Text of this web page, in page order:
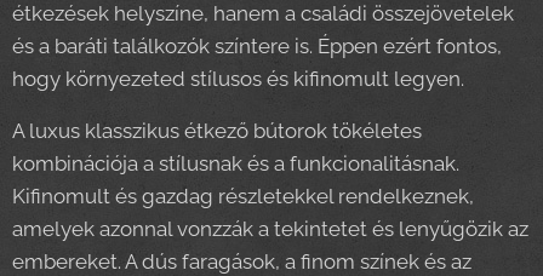
étkezések helyszíne, hanem a családi összejövetelek
és a baráti találkozók színtere is. Éppen ezért fontos,
hogy környezeted stílusos és kifinomult legyen.
A luxus klasszikus étkező bútorok tökéletes
kombinációja a stílusnak és a funkcionalitásnak.
Kifinomult és gazdag részletekkel rendelkeznek,
amelyek azonnal vonzzák a tekintetet és lenyűgözik az
embereket. A dús faragások, a finom színek és az